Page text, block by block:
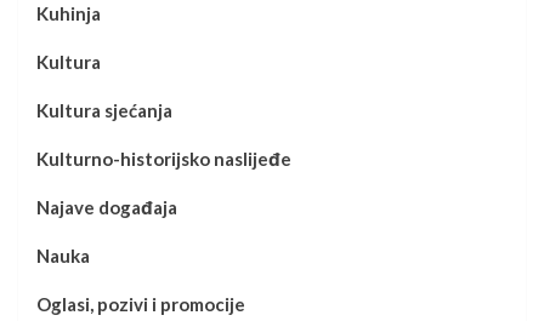
Kuhinja
Kultura
Kultura sjećanja
Kulturno-historijsko naslijeđe
Najave događaja
Nauka
Oglasi, pozivi i promocije